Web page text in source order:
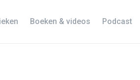
Boeken & videos Podcast